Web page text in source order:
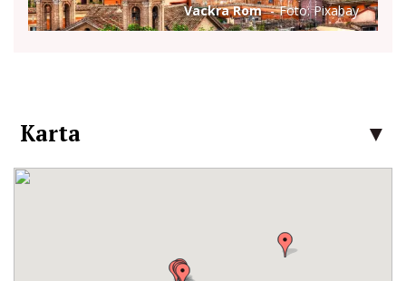
Vackra Rom Foto: Pixabay
Karta